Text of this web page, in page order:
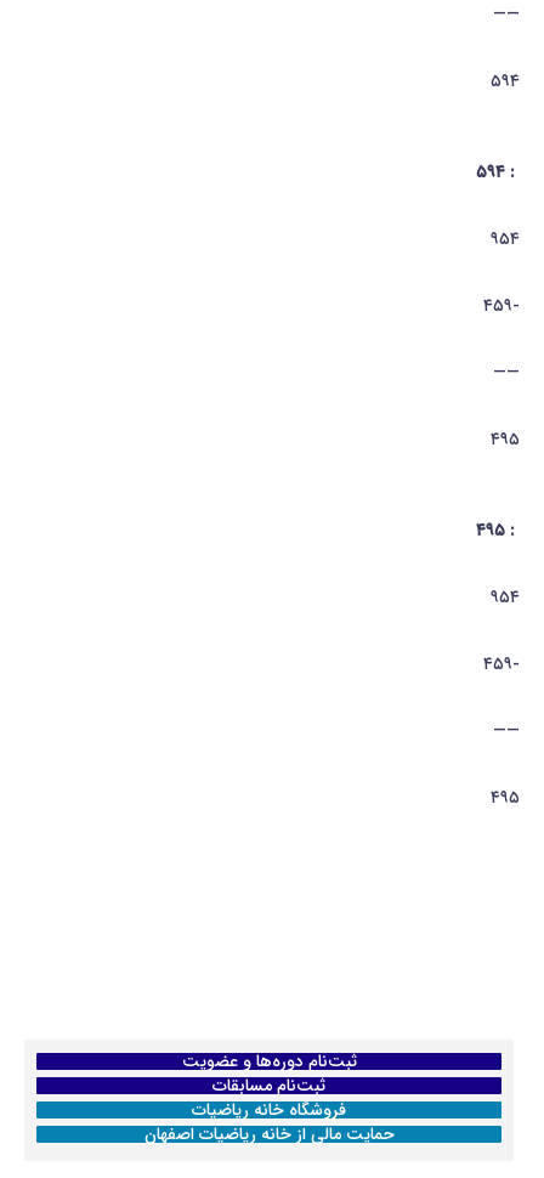
——
۵۹۴
: ۵۹۴
۹۵۴
-۴۵۹
——
۴۹۵
: ۴۹۵
۹۵۴
-۴۵۹
——
۴۹۵
ثبت‌نام دوره‌ها و عضویت
ثبت‌نام مسابقات
فروشگاه خانه ریاضیات
حمایت مالی از خانه ریاضیات اصفهان